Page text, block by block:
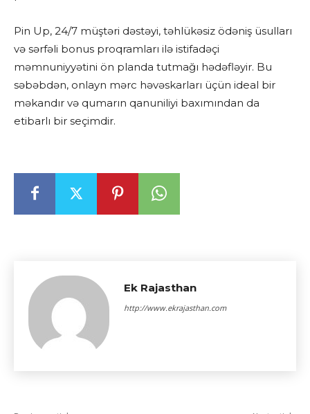
Pin Up, 24/7 müştəri dəstəyi, təhlükəsiz ödəniş üsulları
və sərfəli bonus proqramları ilə istifadəçi
məmnuniyyətini ön planda tutmağı hədəfləyir. Bu
səbəbdən, onlayn mərc həvəskarları üçün ideal bir
məkandır və qumarın qanuniliyi baxımından da
etibarlı bir seçimdir.
Ek Rajasthan
http://www.ekrajasthan.com